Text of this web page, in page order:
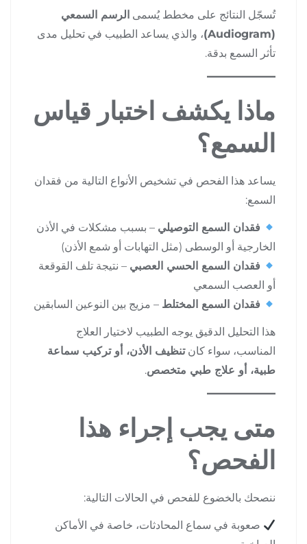
تُسجّل النتائج على مخطط يُسمى الرسم السمعي
(Audiogram)
، والذي يساعد الطبيب في تحليل مدى
تأثر السمع بدقة.
ماذا يكشف اختبار قياس
السمع؟
يساعد هذا الفحص في تشخيص الأنواع التالية من فقدان
السمع:
فقدان السمع التوصيلي – بسبب مشكلات في الأذن
الخارجية أو الوسطى (مثل التهابات أو شمع الأذن)
فقدان السمع الحسي العصبي – نتيجة تلف القوقعة
أو العصب السمعي
فقدان السمع المختلط – مزيج بين النوعين السابقين
هذا التحليل الدقيق يوجه الطبيب لاختيار العلاج
المناسب، سواء كانتنظيف الأذن، أو تركيب سماعة
طبية، أو علاج طبي متخصص.
متى يجب إجراء هذا
الفحص؟
ننصحك بالخضوع للفحص في الحالات التالية:
صعوبة في سماع المحادثات، خاصة في الأماكن